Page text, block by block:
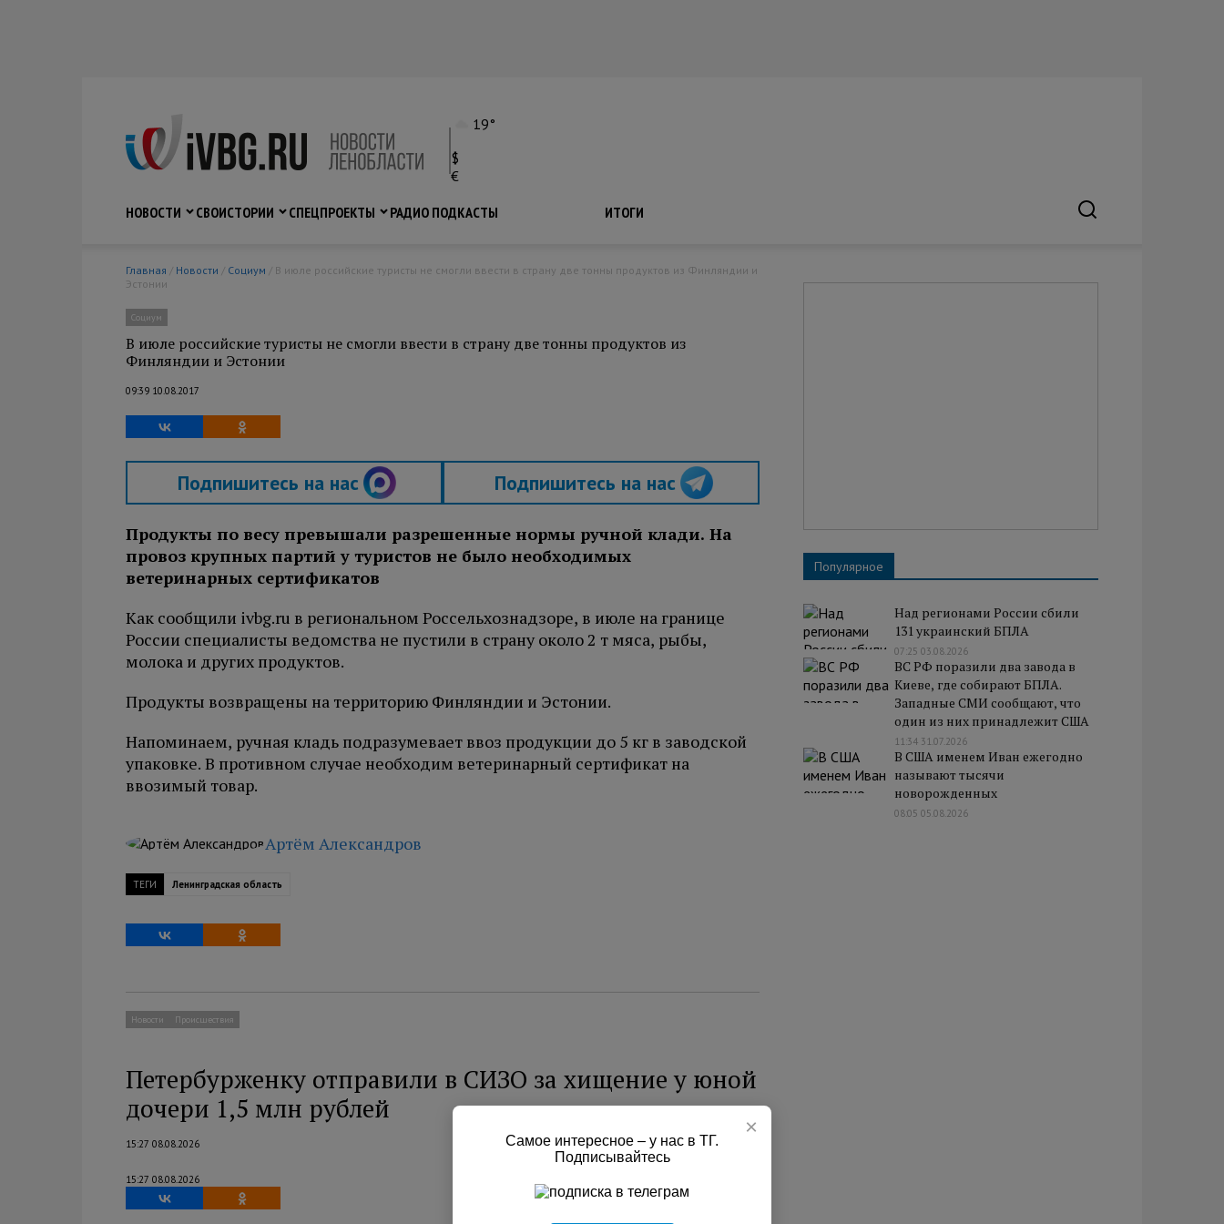
19°
$
€
НОВОСТИ
СВОИСТОРИИ СПЕЦПРОЕКТЫ РАДИО ПОДКАСТЫ ИТОГИ
Главная / Новости / Социум
Эстонии
Социум
В июле российские туристы не смогли ввести в страну две тонны продуктов из
Финляндии и Эстонии
09:39 10.08.2017
Подпишитесь на нас Подпишитесь на нас
Продукты по весу превышали разрешенные нормы ручной клади. На
провоз крупных партий у туристов не было необходимых
ветеринарных сертификатов
Как сообщили ivbg.ru в региональном Россельхознадзоре, в июле на границе
России специалисты ведомства не пустили в страну около 2 т мяса, рыбы,
молока и других продуктов.
Продукты возвращены на территорию Финляндии и Эстонии.
Напоминаем, ручная кладь подразумевает ввоз продукции до 5 кг в заводской
упаковке. В противном случае необходим ветеринарный сертификат на
ввозимый товар.
Артём Александров
ТЕГИ Ленинградская область
Новости Происшествия
Петербурженку отправили в СИЗО за хищение у юной
дочери 1,5 млн рублей
15:27 08.08.2026
15:27 08.08.2026
Популярное
Над регионами России сбили
131 украинский БПЛА
07:25 03.08.2026
ВС РФ поразили два завода в
Киеве, где собирают БПЛА.
Западные СМИ сообщают, что
один из них принадлежит США
11:34 31.07.2026
В США именем Иван ежегодно
называют тысячи
новорожденных
08:05 05.08.2026
×
Самое интересное – у нас в ТГ.
Подписывайтесь